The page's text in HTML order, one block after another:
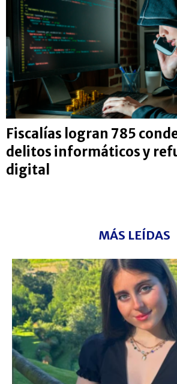
Fiscalías logran 785
delitos informáticos y
digital
MÁS LEÍDAS